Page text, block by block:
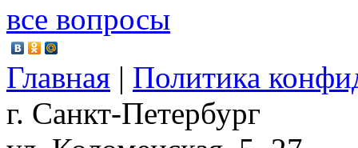
все вопросы
Главная | Политика
г. Санкт-Петербург